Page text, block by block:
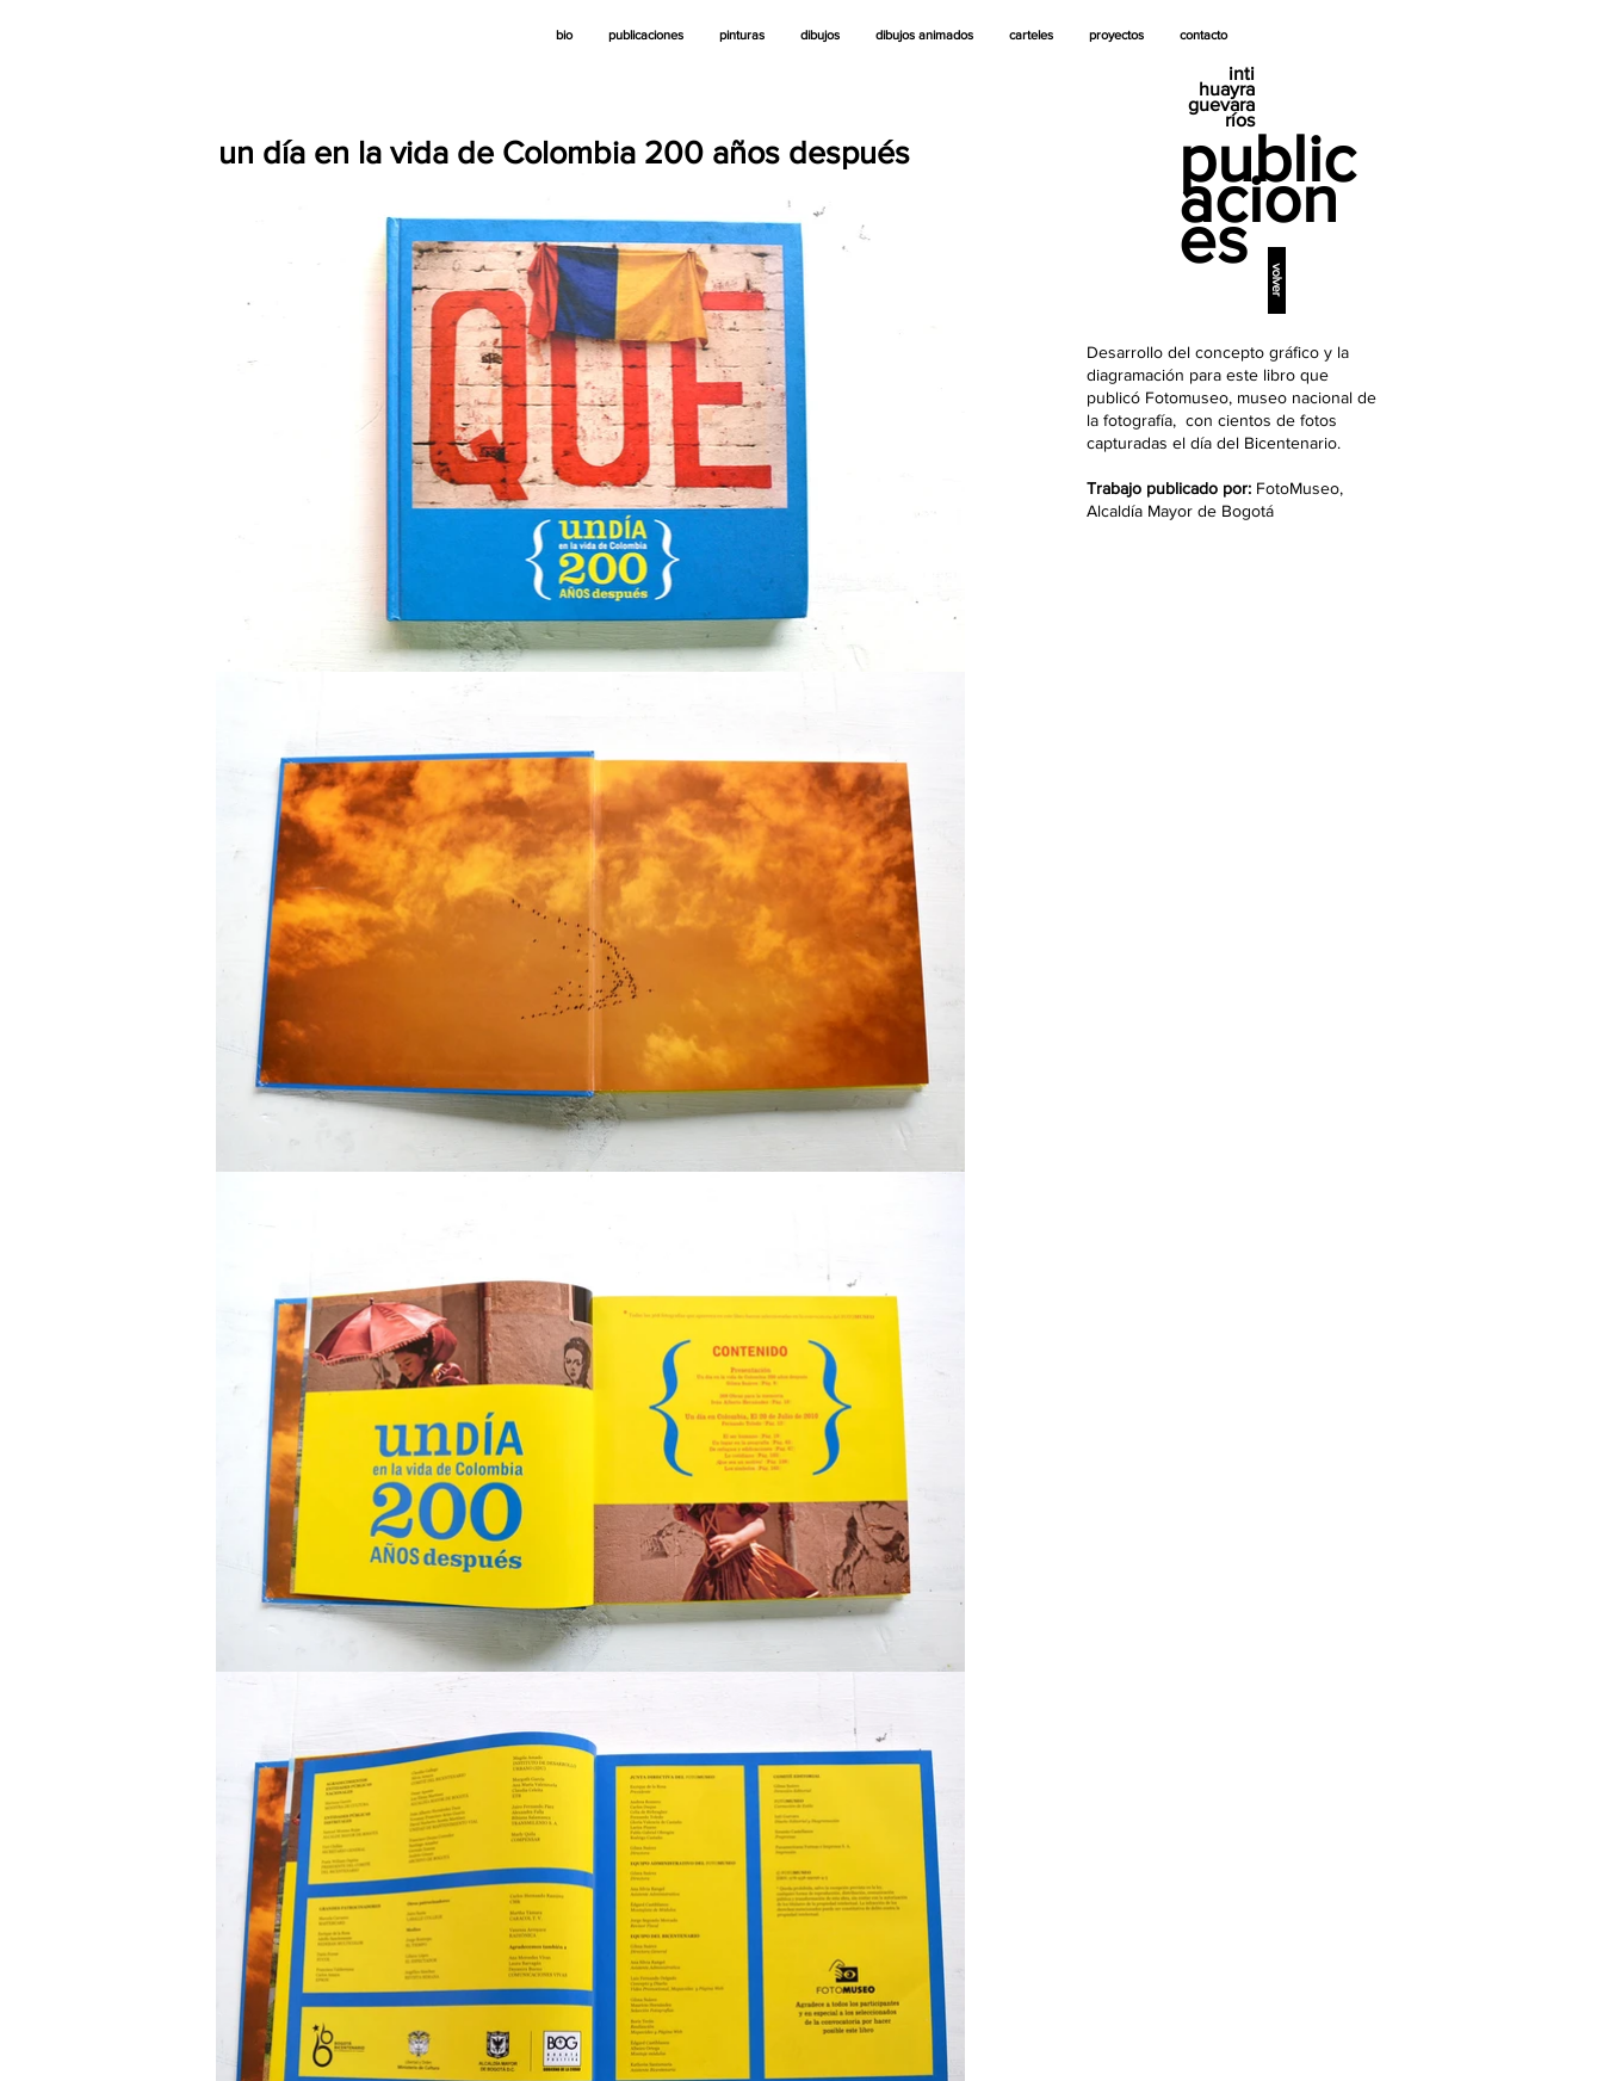
inti
huayra
guevara
ríos
bio publicaciones pinturas dibujos dibujos animados carteles proyectos contacto
un día en la vida de Colombia 200 años después public
acion
es
volver
Desarrollo del concepto gráfico y la
diagramación para este libro que
publicó Fotomuseo, museo nacional de
la fotografía, con cientos de fotos
capturadas el día del Bicentenario.
Trabajo publicado por: FotoMuseo,
Alcaldía Mayor de Bogotá